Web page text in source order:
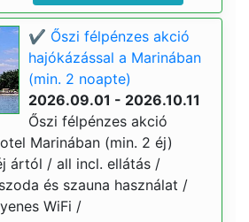
✔️ Őszi félpénzes akció
hajókázással a Marinában
(min. 2 noapte)
2026.09.01 - 2026.10.11
Őszi félpénzes akció
Marinában (min. 2 éj)
ártól / all incl. ellátás /
és szauna használat /
WiFi /